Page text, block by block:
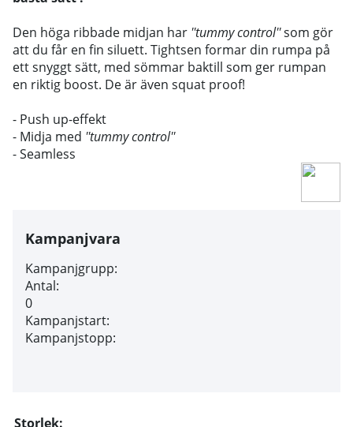
Den höga ribbade midjan har ''tummy control''som gör
att du får en fin siluett. Tightsen formar din rumpa på
ett snyggt sätt, med sömmar baktill som ger rumpan
en riktig boost. De är även squat proof!
- Push up-effekt
- Midja med ''tummy control''
- Seamless
Kampanjvara
Kampanjgrupp:
Antal:
0
Kampanjstart:
Kampanjstopp:
Storlek: